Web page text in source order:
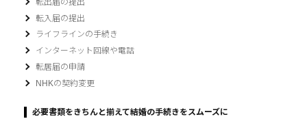
転入届の提出
ライフラインの手続き
インターネット回線や電話
転居届の申請
NHKの契約変更
必要書類をきちんと揃えて結婚の手続きをスムーズに